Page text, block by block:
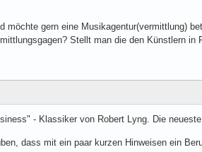
möchte gern eine Musikagentur(vermittlung)
Stellt man die den Künstlern
- Klassiker von Robert Lyng. Die
dass mit ein paar kurzen Hinweisen ein